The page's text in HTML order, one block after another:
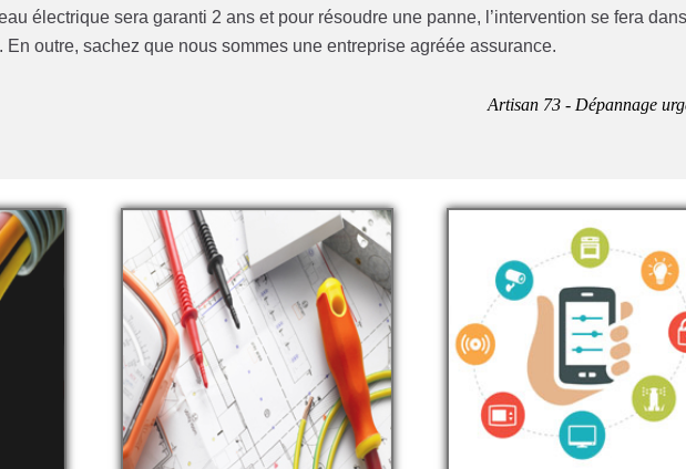
électrique sera garanti 2 ans et pour résoudre une panne, l’intervention se fera dans
outre, sachez que nous sommes une entreprise agréée assurance.
Artisan 73 - Dépannage